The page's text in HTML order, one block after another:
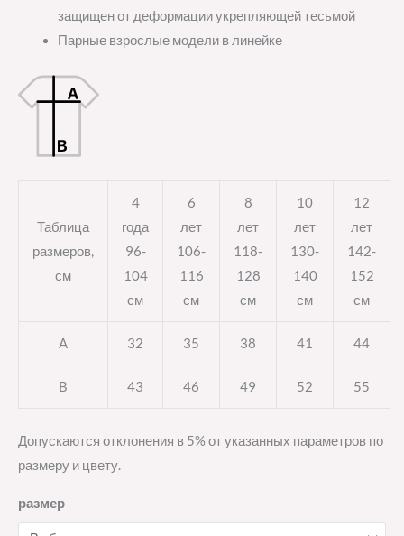
защищен от деформации укрепляющей тесьмой
Парные взрослые модели в линейке
Таблица
размеров,
см
4
года
96-
104
см
6
лет
106-
116
см
8
лет
118-
128
см
10
лет
130-
140
см
12
лет
142-
152
см
A 32 35 38 41 44
B 43 46 49 52 55
Допускаются отклонения в 5% от указанных параметров по
размеру и цвету.
размер